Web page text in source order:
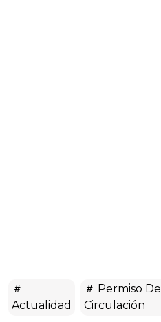
Actualidad
Permiso De
Circulación